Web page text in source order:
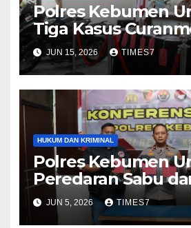
Polres Kebumen
Tiga Kasus
Kembali
Motor Ditemukan
JUN 15, 2026 TIMES7
HUKUM DAN KRIMINAL
Polres Kebumen
Peredaran Sabu
Dua Tersangka
Tahun Penjara
JUN 5, 2026 TIMES7